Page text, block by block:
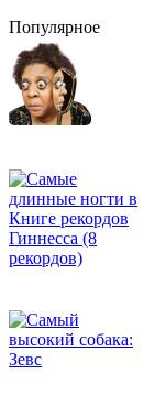
Популярное